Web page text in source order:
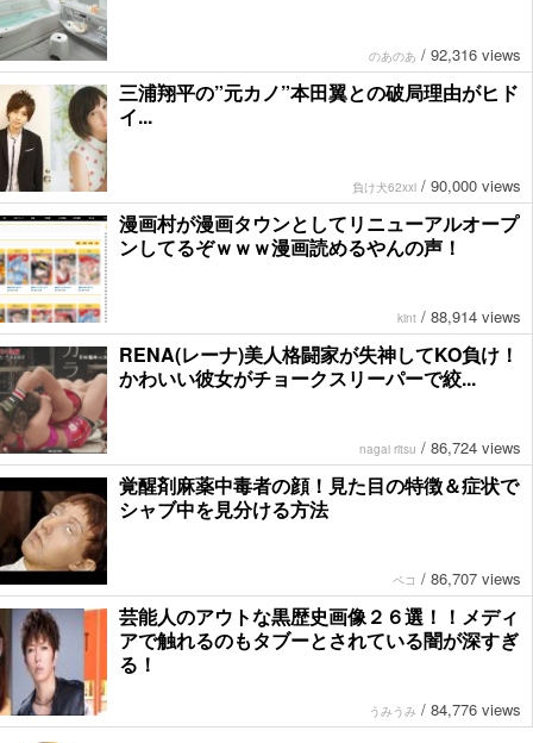
のあのあ / 92,316 views
三浦翔平の”元カノ”本田翼との破局理由がヒド
イ...
負け犬62xxi / 90,000 views
漫画村が漫画タウンとしてリニューアルオープ
ンしてるぞｗｗｗ漫画読めるやんの声！
kint / 88,914 views
RENA(レーナ)美人格闘家が失神してKO負け！
かわいい彼女がチョークスリーパーで絞...
nagai ritsu / 86,724 views
覚醒剤麻薬中毒者の顔！見た目の特徴＆症状で
シャブ中を見分ける方法
ペコ / 86,707 views
芸能人のアウトな黒歴史画像２６選！！メディ
アで触れるのもタブーとされている闇が深すぎ
る！
うみうみ / 84,776 views